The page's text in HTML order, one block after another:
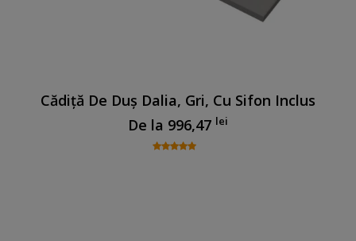
Cădiță De Duș Dalia, Gri, Cu Sifon Inclus
De la 996,47 lei